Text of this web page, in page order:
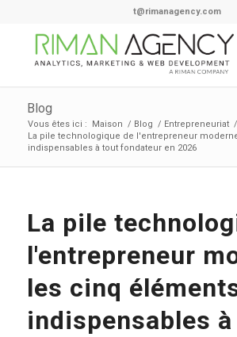
t@rimanagency.com
Blog
Vous êtes ici : Maison / Blog / Entrepreneuriat /
La pile technologique de l'entrepreneur
indispensables à tout fondateur en 2026
La pile
l'entrepreneur
les cinq
indispensables